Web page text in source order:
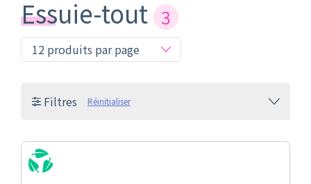
Essuie-tout 3
Filtres Réinitialiser